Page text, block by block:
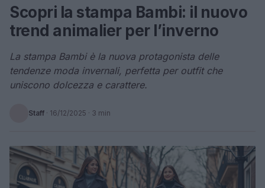
Scopri la stampa Bambi: il nuovo
trend animalier per l’inverno
La stampa Bambi è la nuova protagonista delle
tendenze moda invernali, perfetta per outfit che
uniscono dolcezza e carattere.
Staff · 16/12/2025 · 3 min